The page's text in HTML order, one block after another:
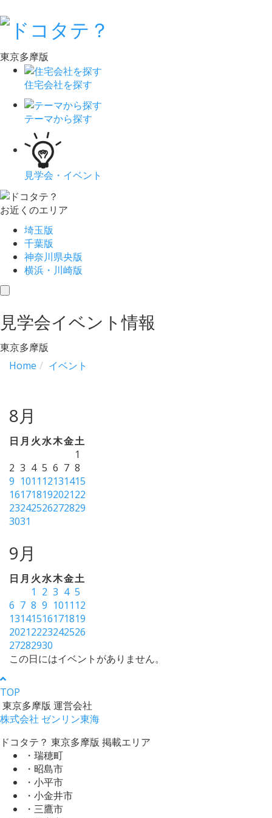
東京多摩版
住宅会社を探す
テーマから探す
見学会・イベント
お近くのエリア
埼玉版
千葉版
神奈川県央版
横浜・川崎版
toggle
見学会イベント情報
東京多摩版
Home
イベント
8月
日 月 火水木金土
1
2 3 4 5 6 7 8
9 1011 12131415
16171819202122
23242526272829
3031
9月
日 月 火水木金土
1 2 3 4 5
6 7 8 9 1011 12
13141516171819
20212223242526
27282930
この日にはイベントがありません。
TOP
東京多摩版 運営会社
株式会社 ゼンリン東海
ドコタテ？ 東京多摩版 掲載エリア
・瑞穂町
・昭島市
・小平市
・小金井市
・三鷹市